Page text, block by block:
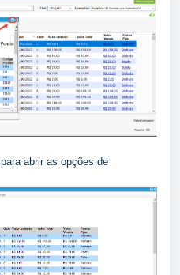
para abrir as opções de